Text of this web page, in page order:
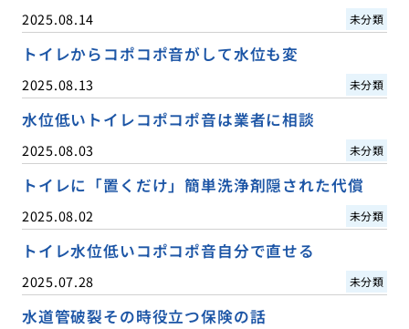
2025.08.14 未分類
トイレからコポコポ音がして水位も変
2025.08.13 未分類
水位低いトイレコポコポ音は業者に相談
2025.08.03 未分類
トイレに「置くだけ」簡単洗浄剤隠された代償
2025.08.02 未分類
トイレ水位低いコポコポ音自分で直せる
2025.07.28 未分類
水道管破裂その時役立つ保険の話